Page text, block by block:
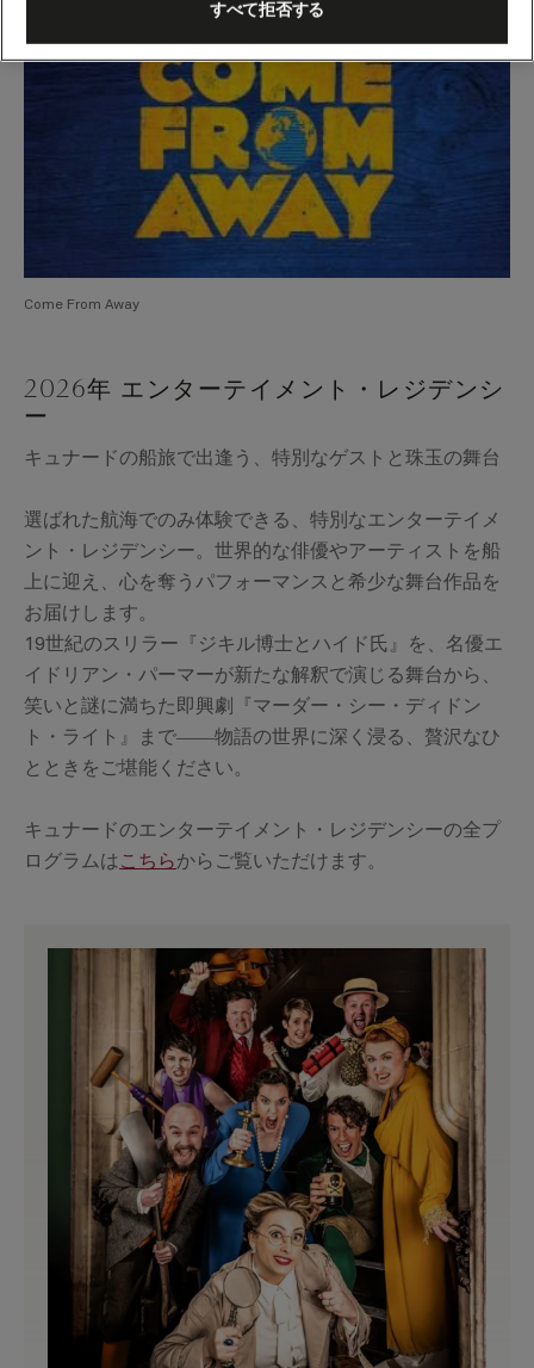
Come From Away
2026年 エンターテイメント・レジデンシ
ー
キュナードの船旅で出逢う、特別なゲストと珠玉の舞台
選ばれた航海でのみ体験できる、特別なエンターテイメ
ント・レジデンシー。世界的な俳優やアーティストを船
上に迎え、心を奪うパフォーマンスと希少な舞台作品を
お届けします。
19世紀のスリラー『ジキル博士とハイド氏』を、名優エ
イドリアン・パーマーが新たな解釈で演じる舞台から、
笑いと謎に満ちた即興劇『マーダー・シー・ディドン
ト・ライト』まで――物語の世界に深く浸る、贅沢なひ
とときをご堪能ください。
キュナードのエンターテイメント・レジデンシーの全プ
ログラムは こちらからご覧いただけます。
すべて拒否する